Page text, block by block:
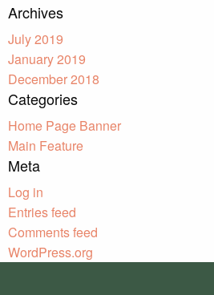
Archives
July 2019
January 2019
December 2018
Categories
Home Page Banner
Main Feature
Meta
Log in
Entries feed
Comments feed
WordPress.org